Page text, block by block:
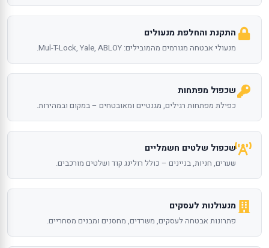
התקנת והחלפת מנעולים
מנעולי אבטחה מגורמים מהמובילים: Mul-T-Lock, Yale, ABLOY.
שכפול מפתחות
כפילת מפתחות רגילים, מגנטיים ומאובטחים – במקום ובמהירות.
שכפול שלטים חשמליים
שערים, חניות, בניינים – כולל רולינג קוד ושלטים מורכבים.
מנעולנות לעסקים
פתרונות אבטחה לעסקים, משרדים, מחסנים ומבנים מסחריים.